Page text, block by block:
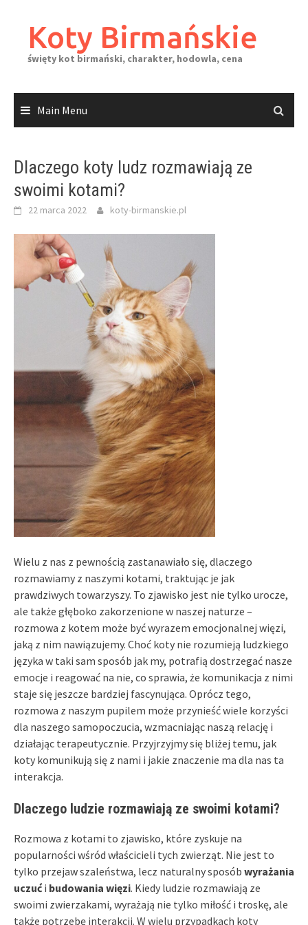
contentKoty Birmańskie
święty kot birmański, charakter, hodowla, cena
Main Menu
Dlaczego koty ludz rozmawiają ze
swoimi kotami?
22 marca 2022 koty-birmanskie.pl
Wielu z nas z pewnością zastanawiało się, dlaczego
rozmawiamy z naszymi kotami, traktując je jak
prawdziwych towarzyszy. To zjawisko jest nie tylko urocze,
ale także głęboko zakorzenione w naszej naturze –
rozmowa z kotem może być wyrazem emocjonalnej więzi,
jaką z nim nawiązujemy. Choć koty nie rozumieją ludzkiego
języka w taki sam sposób jak my, potrafią dostrzegać nasze
emocje i reagować na nie, co sprawia, że komunikacja z nimi
staje się jeszcze bardziej fascynująca. Oprócz tego,
rozmowa z naszym pupilem może przynieść wiele korzyści
dla naszego samopoczucia, wzmacniając naszą relację i
działając terapeutycznie. Przyjrzyjmy się bliżej temu, jak
koty komunikują się z nami i jakie znaczenie ma dla nas ta
interakcja.
Dlaczego ludzie rozmawiają ze swoimi kotami?
Rozmowa z kotami to zjawisko, które zyskuje na
popularności wśród właścicieli tych zwierząt. Nie jest to
tylko przejaw szaleństwa, lecz naturalny sposób wyrażania
uczući budowania więzi. Kiedy ludzie rozmawiają ze
swoimi zwierzakami, wyrażają nie tylko miłość i troskę, ale
także potrzebę interakcji. W wielu przypadkach koty